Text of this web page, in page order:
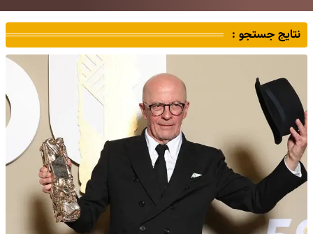
نتایج جستجو :